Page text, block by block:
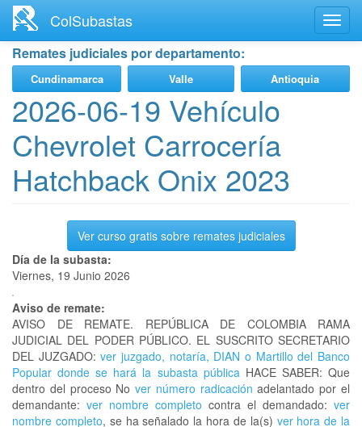
contenido
principal
ColSubastas
Remates judiciales por departamento:
Cundinamarca Valle Antioquia
2026-06-19 Vehículo
Chevrolet Carrocería
Hatchback Onix 2023
Ver curso gratis sobre remates judiciales
Día de la subasta:
Viernes, 19 Junio 2026
Aviso de remate:
AVISO DE REMATE. REPÚBLICA DE COLOMBIA RAMA
JUDICIAL DEL PODER PÚBLICO. EL SUSCRITO SECRETARIO
DEL JUZGADO: ver juzgado, notaría, DIAN o Martillo del Banco
Popular donde se hará la subasta públicaHACE SABER: Que
dentro del proceso Nover número radicación adelantado por el
demandante: ver nombre completo contra el demandado: ver
nombre completo, se ha señalado la hora de la(s) ver hora de la